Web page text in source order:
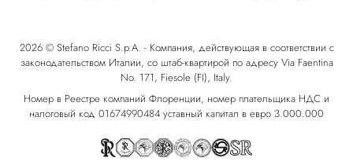
2026 © Stefano Ricci S.p.A. - Компания, действующая в соответствии с
законодательством Италии, со штаб-квартирой по адресу Via Faentina
No. 171, Fiesole (FI), Italy.
Номер в Реестре компаний Флоренции, номер плательщика НДС и
налоговый код 01674990484 уставный капитал в евро 3.000.000